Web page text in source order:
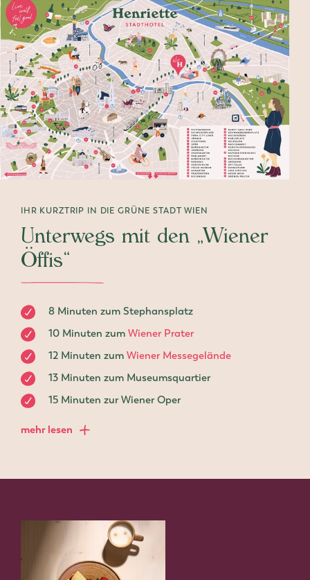
IHR KURZTRIP IN DIE GRÜNE STADT WIEN
Unterwegs mit den „Wiener
Öffis“
8 Minuten zum Stephansplatz
10 Minuten zum Wiener Prater
12 Minuten zum Wiener Messegelände
13 Minuten zum Museumsquartier
15 Minuten zur Wiener Oper
mehr lesen